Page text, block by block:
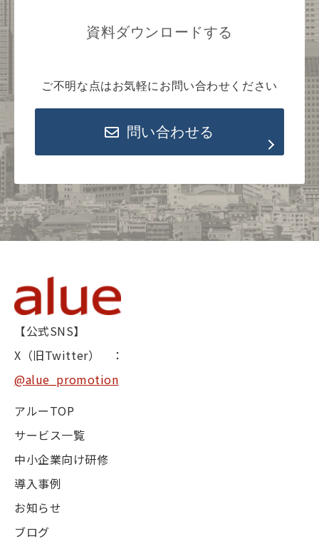
資料ダウンロードする
ご不明な点はお気軽にお問い合わせください
問い合わせる
【公式SNS】
X（旧Twitter） ：
@alue_promotion
アルーTOP
サービス一覧
中小企業向け研修
導入事例
お知らせ
ブログ